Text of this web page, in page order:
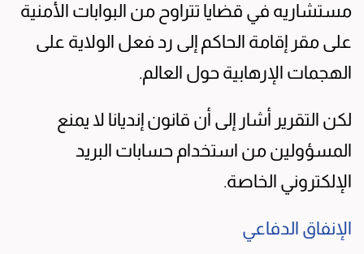
مستشاريه في قضايا تتراوح من البوابات الأمنية
على مقر إقامة الحاكم إلى رد فعل الولاية على
الهجمات الإرهابية حول العالم.
لكن التقرير أشار إلى أن قانون إنديانا لا يمنع
المسؤولين من استخدام حسابات البريد
الإلكتروني الخاصة.
الإنفاق الدفاعي